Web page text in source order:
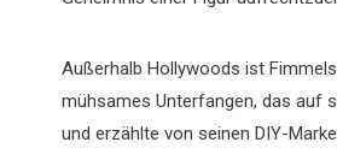
Außerhalb Hollywoods ist
mühsames Unterfangen, das auf
und erzählte von seinen DIY-